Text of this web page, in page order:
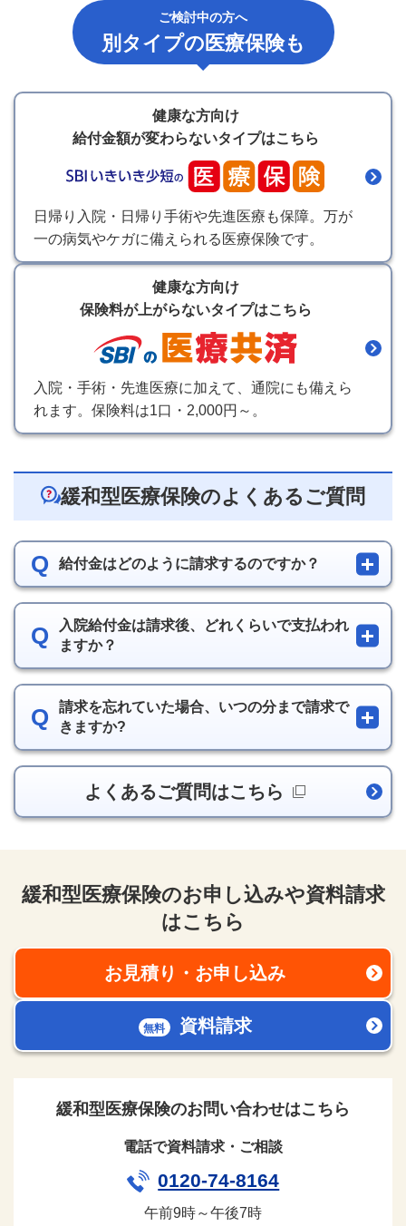
ご検討中の方へ
別タイプの医療保険も
健康な方向け
給付金額が変わらないタイプはこちら
日帰り入院・日帰り手術や先進医療も保障。万が
一の病気やケガに備えられる医療保険です。
健康な方向け
保険料が上がらないタイプはこちら
入院・手術・先進医療に加えて、通院にも備えら
れます。保険料は1口・2,000円～。
緩和型医療保険のよくあるご質問
Q 給付金はどのように請求するのですか？
Q
入院給付金は請求後、どれくらいで支払われ
ますか？
Q
請求を忘れていた場合、いつの分まで請求で
きますか?
よくあるご質問はこちら
新規ウィンドウを開きま
緩和型医療保険のお申し込みや資料請求
はこちら
お見積り・お申し込み
新規ウィンドウを開きま
無料 資料請求
新規ウィンドウを開きま
緩和型医療保険のお問い合わせはこちら
電話で資料請求・ご相談
0120-74-8164
午前9時～午後7時